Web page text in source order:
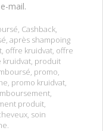
mail.
, Cashback,
, après shampoing
, offre kruidvat, offre
kruidvat, produit
, promo,
, promo kruidvat,
,
produit,
, soin
.